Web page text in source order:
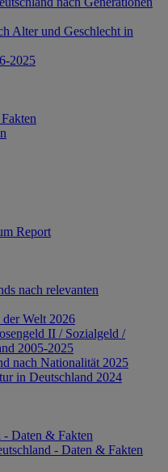
Alter und Geschlecht in
2025
Report
nach relevanten
Welt 2026
II / Sozialgeld /
2005-2025
nach Nationalität 2025
in Deutschland 2024
- Daten & Fakten
- Daten & Fakten